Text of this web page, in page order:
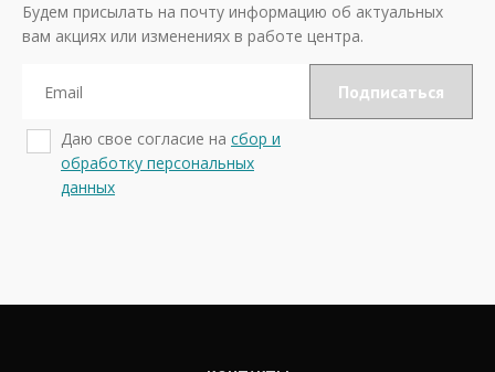
Будем присылать на почту информацию об актуальных
вам акциях или изменениях в работе центра.
Даю свое согласие на сбор и
обработку персональных
данных